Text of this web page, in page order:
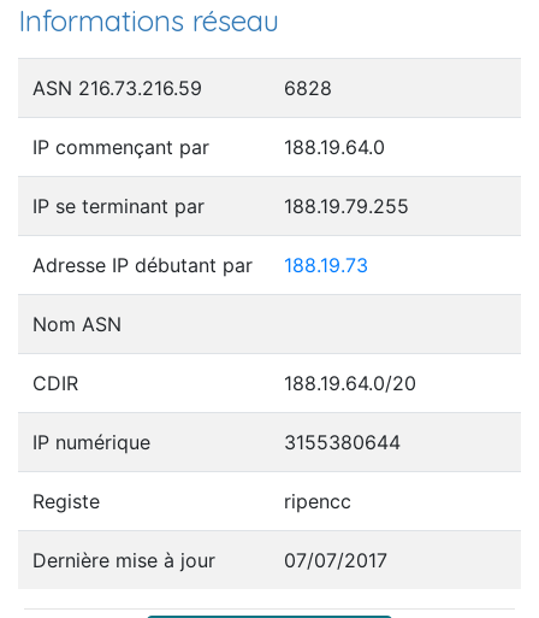
Informations réseau
ASN 216.73.216.59 6828
IP commençant par 188.19.64.0
IP se terminant par 188.19.79.255
Adresse IP débutant par 188.19.73
Nom ASN
CDIR 188.19.64.0/20
IP numérique 3155380644
Registe ripencc
Dernière mise à jour 07/07/2017